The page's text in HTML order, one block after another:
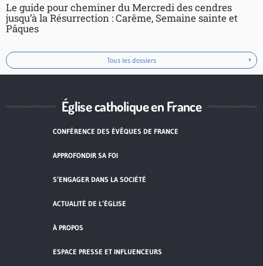
Le guide pour cheminer du Mercredi des cendres
jusqu’à la Résurrection : Carême, Semaine sainte et
Pâques
Tous les dossiers
Église catholique en France
CONFÉRENCE DES ÉVÊQUES DE FRANCE
APPROFONDIR SA FOI
S’ENGAGER DANS LA SOCIÉTÉ
ACTUALITÉ DE L’ÉGLISE
À PROPOS
ESPACE PRESSE ET INFLUENCEURS